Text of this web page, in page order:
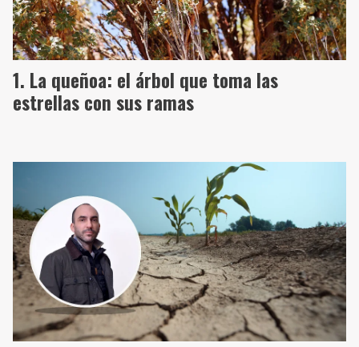
La queñoa: el árbol que toma las
estrellas con sus ramas